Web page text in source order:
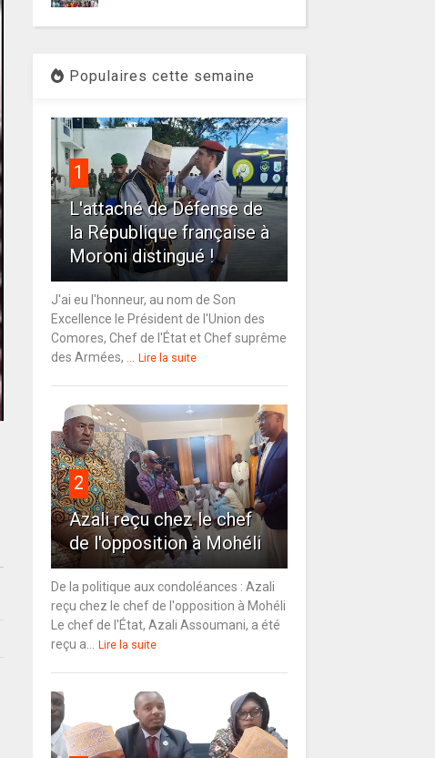
Populaires cette semaine
1
L'attaché de Défense de
la République française à
Moroni distingué !
J'ai eu l'honneur, au nom de Son
Excellence le Président de l'Union des
Comores, Chef de l'État et Chef suprême
des Armées, ...
Lire la suite
2
Azali reçu chez le chef
de l'opposition à Mohéli
De la politique aux condoléances : Azali
reçu chez le chef de l'opposition à Mohéli
Le chef de l'État, Azali Assoumani, a été
reçu a...
Lire la suite